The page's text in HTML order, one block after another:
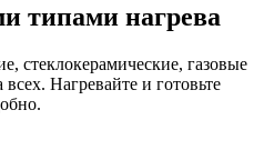
типами нагрева
стеклокерамические, газовые
Нагревайте и готовьте